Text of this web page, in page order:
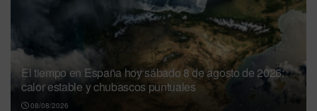
El tiempo en España hoy sábado 8 de agosto de 2026:
calor estable y chubascos puntuales
08/08/2026